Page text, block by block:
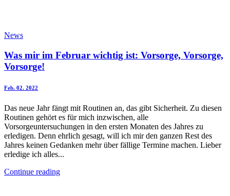
News
Was mir im Februar wichtig ist: Vorsorge, Vorsorge,
Vorsorge!
Feb. 02. 2022
Das neue Jahr fängt mit Routinen an, das gibt Sicherheit. Zu diesen
Routinen gehört es für mich inzwischen, alle
Vorsorgeuntersuchungen in den ersten Monaten des Jahres zu
erledigen. Denn ehrlich gesagt, will ich mir den ganzen Rest des
Jahres keinen Gedanken mehr über fällige Termine machen. Lieber
erledige ich alles...
Continue reading